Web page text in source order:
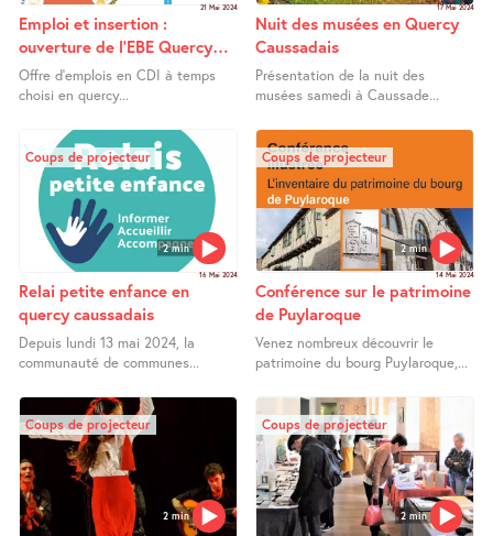
21 Mai 2024
Emploi et insertion :
ouverture de l’EBE Quercy
Interventions Services
Offre d’emplois en CDI à temps
choisi en quercy...
17 Mai 2024
Nuit des musées en Quercy
Caussadais
Présentation de la nuit des
musées samedi à Caussade...
2 min
Coups de projecteur
16 Mai 2024
Relai petite enfance en
quercy caussadais
Depuis lundi 13 mai 2024, la
communauté de communes...
2 min
Coups de projecteur
14 Mai 2024
Conférence sur le patrimoine
de Puylaroque
Venez nombreux découvrir le
patrimoine du bourg Puylaroque,...
2 min
Coups de projecteur
2 min
Coups de projecteur